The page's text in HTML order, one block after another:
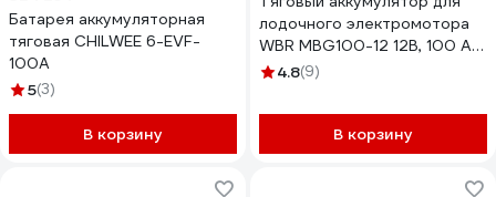
Батарея аккумуляторная
тяговая CHILWEE 6-EVF-
100A
5(3)
В корзину
лодочного электромотора
WBR MBG100-12 12В, 100 Ач
УТ-00000440
4.8(9)
В корзину